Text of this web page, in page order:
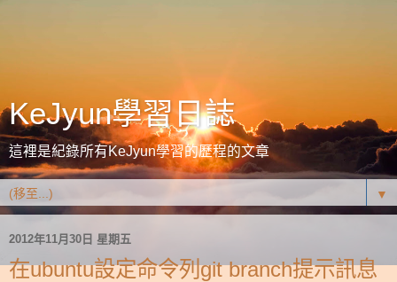
KeJyun學習日誌
這裡是紀錄所有KeJyun學習的歷程的文章
▼
2012年11月30日 星期五
在ubuntu設定命令列git branch提示訊息